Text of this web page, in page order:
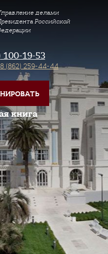
делами
Российской
100-19-53
8 (862) 259-44-44
книга